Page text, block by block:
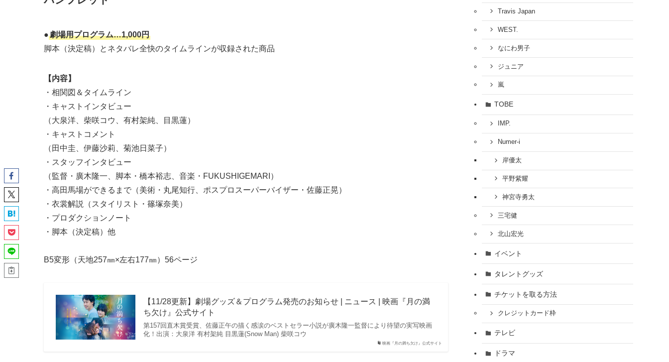
●劇場用プログラム…1,000円
脚本（決定稿）とネタバレ全快のタイムラインが収録された商品
【内容】
・相関図＆タイムライン
・キャストインタビュー
（大泉洋、柴咲コウ、有村架純、目黒蓮）
・キャストコメント
（田中圭、伊藤沙莉、菊池日菜子）
・スタッフインタビュー
（監督・廣木隆一、脚本・橋本裕志、音楽・FUKUSHIGEMARI）
・高田馬場ができるまで（美術・丸尾知行、ポスプロスーパーバイザー・佐藤正晃）
・衣裳解説（スタイリスト・篠塚奈美）
・プロダクションノート
・脚本（決定稿）他
B5変形（天地257㎜×左右177㎜）56ページ
映画『月の満ち欠け』公式サイト
【11/28更新】劇場グッズ＆プログラム発売のお知らせ | ニュース | 映画『月の満
ち欠け』公式サイト
第157回直木賞受賞、佐藤正午の描く感涙のベストセラー小説が廣木隆一監督により待望の実写映画
化！出演：大泉洋 有村架純 目黒蓮(Snow Man) 柴咲コウ
Travis Japan
WEST.
なにわ男子
ジュニア
嵐
TOBE
IMP.
Numer-i
岸優太
平野紫耀
神宮寺勇太
三宅健
北山宏光
イベント
タレントグッズ
チケットを取る方法
クレジットカード枠
テレビ
ドラマ